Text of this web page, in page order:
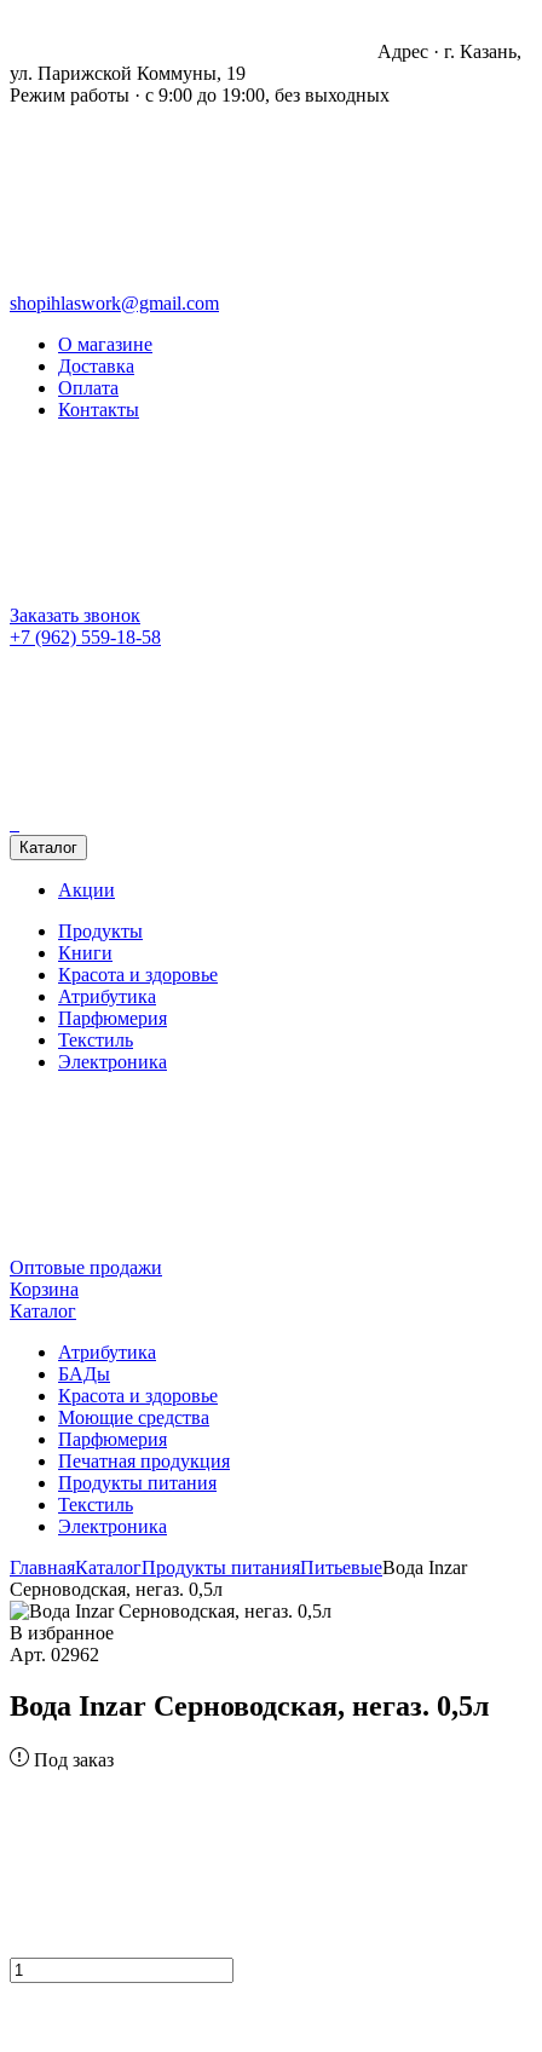
Адрес · г. Казань,
ул. Парижской Коммуны, 19
Режим работы · с 9:00 до 19:00, без выходных
shopihlaswork@gmail.com
О магазине
Доставка
Оплата
Контакты
Заказать звонок
+7 (962) 559-18-58
Каталог
Акции
Продукты
Книги
Красота и здоровье
Атрибутика
Парфюмерия
Текстиль
Электроника
Оптовые продажи
Корзина
Каталог
Атрибутика
БАДы
Красота и здоровье
Моющие средства
Парфюмерия
Печатная продукция
Продукты питания
Текстиль
Электроника
ГлавнаяКаталогПродукты питанияПитьевыеВода Inzar
Серноводская, негаз. 0,5л
В избранное
Арт. 02962
Вода Inzar Серноводская, негаз. 0,5л
Под заказ